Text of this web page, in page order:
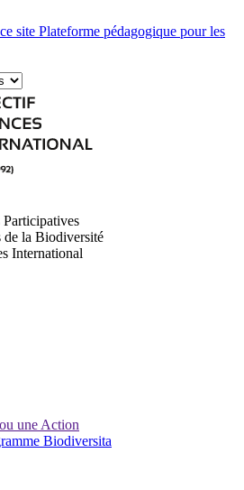
site Plateforme pédagogique pour les
Participatives
de la Biodiversité
International
une Action
Biodiversita